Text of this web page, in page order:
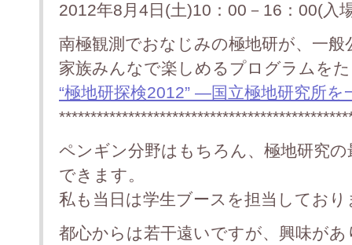
2012年8月4日(土)10：00－16：00(入
南極観測でおなじみの極地研が、一般
家族みんなで楽しめるプログラムを
“極地研探検2012” —国立極地研究所
ペンギン分野はもちろん、極地研究
できます。
私も当日は学生ブースを担当しており
都心からは若干遠いですが、興味が